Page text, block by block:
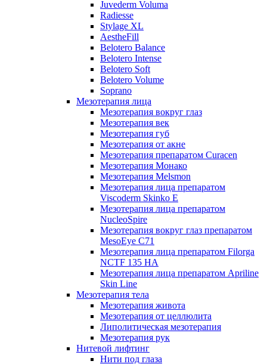
Juvederm Voluma
Radiesse
Stylage XL
AestheFill
Belotero Balance
Belotero Intense
Belotero Soft
Belotero Volume
Soprano
Мезотерапия лица
Мезотерапия вокруг глаз
Мезотерапия век
Мезотерапия губ
Мезотерапия от акне
Мезотерапия препаратом Curacen
Мезотерапия Монако
Мезотерапия Melsmon
Мезотерапия лица препаратом
Viscoderm Skinko E
Мезотерапия лица препаратом
NucleoSpire
Мезотерапия вокруг глаз препаратом
MesoEye С71
Мезотерапия лица препаратом Filorga
NCTF 135 HA
Мезотерапия лица препаратом Apriline
Skin Line
Мезотерапия тела
Мезотерапия живота
Мезотерапия от целлюлита
Липолитическая мезотерапия
Мезотерапия рук
Нитевой лифтинг
Нити под глаза